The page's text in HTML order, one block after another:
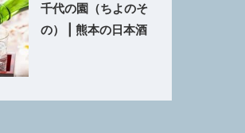
千代の園（ちよのそ
の） | 熊本の日本酒